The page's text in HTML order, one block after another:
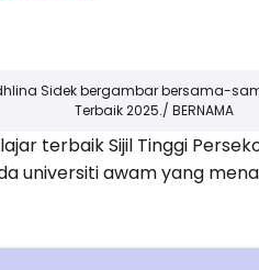
Sidek bergambar bersama-
Terbaik 2025./ BERNAMA
terbaik Sijil Tinggi
universiti awam yang